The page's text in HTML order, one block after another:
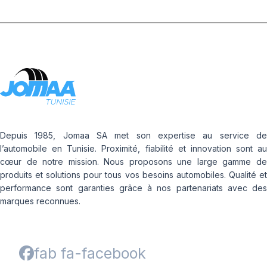
Depuis 1985, Jomaa SA met son expertise au service de
l’automobile en Tunisie. Proximité, fiabilité et innovation sont au
cœur de notre mission. Nous proposons une large gamme de
produits et solutions pour tous vos besoins automobiles. Qualité et
performance sont garanties grâce à nos partenariats avec des
marques reconnues.
fab fa-facebook